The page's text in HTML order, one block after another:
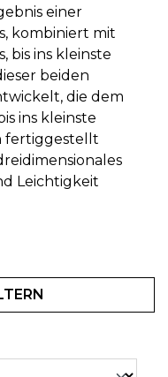
einer
kombiniert mit
bis ins kleinste
beiden
die dem
ins kleinste
fertiggestellt
Leichtigkeit